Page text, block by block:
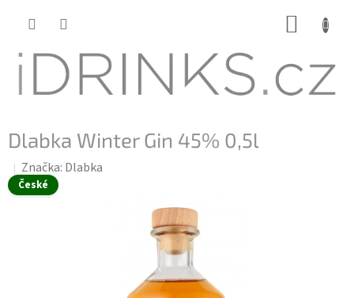
Dlabka Winter Gin 45% 0,5l
České
Značka: Dlabka